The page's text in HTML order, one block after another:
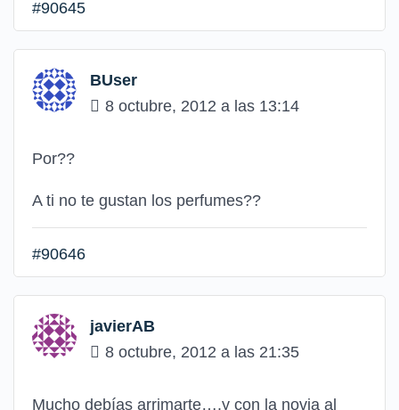
#90645
BUser
8 octubre, 2012 a las 13:14
Por??
A ti no te gustan los perfumes??
#90646
javierAB
8 octubre, 2012 a las 21:35
Mucho debías arrimarte….y con la novia al